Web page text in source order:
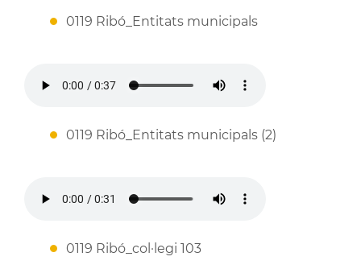
0119 Ribó_Entitats municipals
0119 Ribó_Entitats municipals (2)
0119 Ribó_col·legi 103